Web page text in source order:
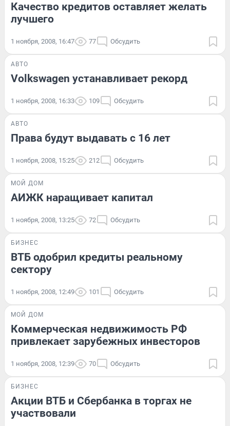
Качество кредитов оставляет желать
лучшего
1 ноября, 2008, 16:47 77 Обсудить
АВТО
Volkswagen устанавливает рекорд
1 ноября, 2008, 16:33 109 Обсудить
АВТО
Права будут выдавать с 16 лет
1 ноября, 2008, 15:25 212 Обсудить
МОЙ ДОМ
АИЖК наращивает капитал
1 ноября, 2008, 13:25 72 Обсудить
БИЗНЕС
ВТБ одобрил кредиты реальному
сектору
1 ноября, 2008, 12:49 101 Обсудить
МОЙ ДОМ
Коммерческая недвижимость РФ
привлекает зарубежных инвесторов
1 ноября, 2008, 12:39 70 Обсудить
БИЗНЕС
Акции ВТБ и Сбербанка в торгах не
участвовали